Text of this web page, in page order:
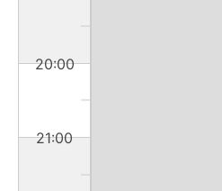
20:00
21:00